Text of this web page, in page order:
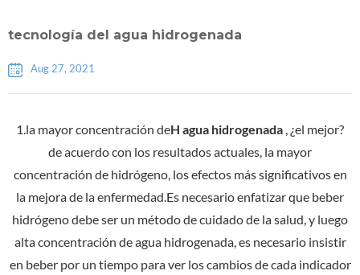
tecnología del agua hidrogenada
Aug 27, 2021
1.la mayor concentración deH agua hidrogenada , ¿el mejor?
de acuerdo con los resultados actuales, la mayor
concentración de hidrógeno, los efectos más significativos en
la mejora de la enfermedad.Es necesario enfatizar que beber
hidrógeno debe ser un método de cuidado de la salud, y luego
alta concentración de agua hidrogenada, es necesario insistir
en beber por un tiempo para ver los cambios de cada indicador